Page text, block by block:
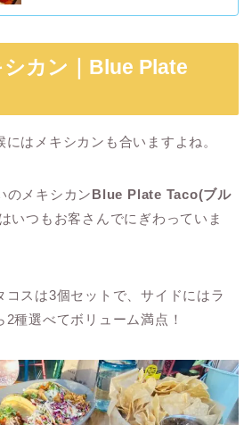
カン｜Blue Plate
はメキシカンも合いますよね。
のメキシカンBlue Plate Taco(ブル
はいつもお客さんでにぎわっていま
コスは3個セットで、サイドにはラ
種選べてボリューム満点！